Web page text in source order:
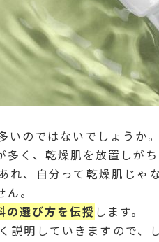
のではないでしょうか。
く、乾燥肌を放置しがち
れ、自分って乾燥肌じゃ
。
の選び方を伝授 します。
説明していきますので、